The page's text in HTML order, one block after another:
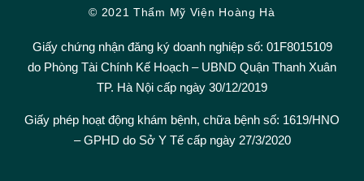
© 2021 Thẩm Mỹ Viện Hoàng Hà
Giấy chứng nhận đăng ký doanh nghiệp số: 01F8015109
do Phòng Tài Chính Kế Hoạch – UBND Quận Thanh Xuân
TP. Hà Nội cấp ngày 30/12/2019
Giấy phép hoạt động khám bệnh, chữa bệnh số: 1619/HNO
– GPHD do Sở Y Tế cấp ngày 27/3/2020